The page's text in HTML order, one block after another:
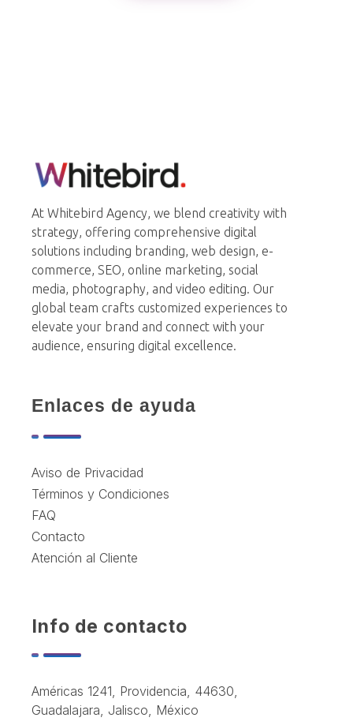
At Whitebird Agency, we blend creativity with
strategy, offering comprehensive digital
solutions including branding, web design, e-
commerce, SEO, online marketing, social
media, photography, and video editing. Our
global team crafts customized experiences to
elevate your brand and connect with your
audience, ensuring digital excellence.
Enlaces de ayuda
Aviso de Privacidad
Términos y Condiciones
FAQ
Contacto
Atención al Cliente
Info de contacto
Américas 1241, Providencia, 44630,
Guadalajara, Jalisco, México